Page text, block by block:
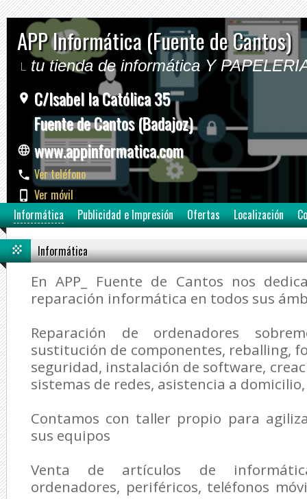
APP Informática (Fuente de Cantos)
tu tienda de informática Y
C/Isabel la Católica 35
Fuente de Cantos (Badajoz)
www.appinformatica.com
Ver teléfono
Ver móvil
Informática
Publicidad e Impresión Ofertas Localización
Informática
En APP_ Fuente de Cantos nos
reparación informática en todos sus
Reparación de ordenadores
sustitución de componentes, reballing,
seguridad, instalación de software,
sistemas de redes, asistencia a
Contamos con taller propio para
sus equipos
Venta de artículos de
ordenadores, periféricos, teléfonos